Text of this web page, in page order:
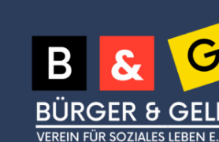
Inhalt
springen